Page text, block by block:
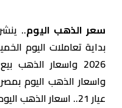
سعر الذهب اليوم..
2026 واسعار
واسعار الذهب اليوم
عيار 21.. اسعار الذهب اليوم.